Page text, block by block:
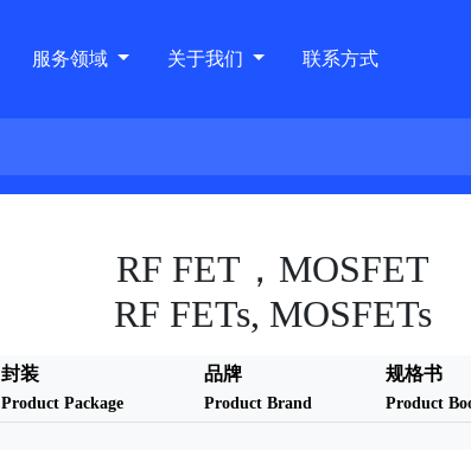
服务领域 关于我们 联系方式
RF FET，MOSFET
RF FETs, MOSFETs
封装
Product Package
品牌
Product Brand
规格书
Product